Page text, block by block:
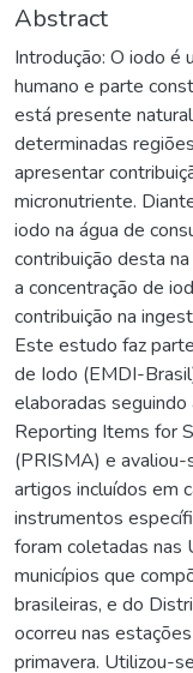
Abstract
Introdução: O iodo é
humano e parte
está presente
determinadas
apresentar
micronutriente.
iodo na água de
contribuição desta
a concentração de
contribuição na
Este estudo faz
de Iodo (EMDI-
elaboradas
Reporting Items for
(PRISMA) e
artigos incluídos em
instrumentos
foram coletadas nas
municípios que
brasileiras, e do
ocorreu nas
primavera. Utilizou-